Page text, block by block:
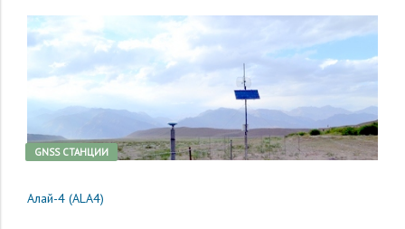
GNSS CТАНЦИИ
Алай-4 (ALA4)